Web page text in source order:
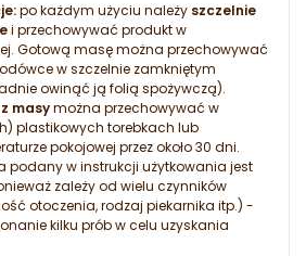
po każdym użyciu należy szczelnie
i przechowywać produkt w
Gotową masę można przechowywać
w szczelnie zamkniętym
owinąć ją folią spożywczą).
masymożna przechowywać w
plastikowych torebkach lub
pokojowej przez około 30 dni.
podany w instrukcji użytkowania jest
zależy od wielu czynników
otoczenia, rodzaj piekarnika itp.) -
kilku prób w celu uzyskania